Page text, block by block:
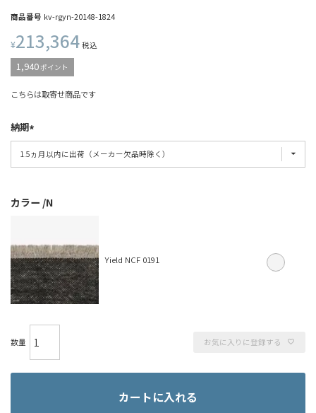
商品番号 kv-rgyn-20148-1824
¥213,364 税込
1,940ポイント
こちらは取寄せ商品です
納期
カラー N
Yield NCF 0191
お気に入りに登録する
カートに入れる